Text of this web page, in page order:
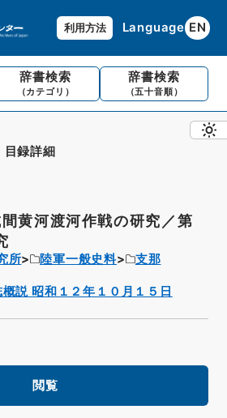
利用方法 Language EN
辞書検索
（カテゴリ）
辞書検索
（五十音順）
目録詳細
黄河渡河作戦の研究／第
所 陸軍一般史料
支那
説 昭和１２年１０月１５日
閲覧